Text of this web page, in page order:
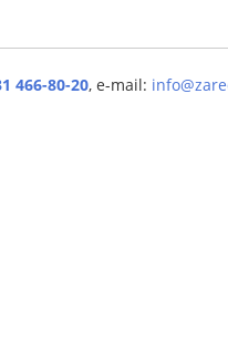
466-80-20, e-mail: